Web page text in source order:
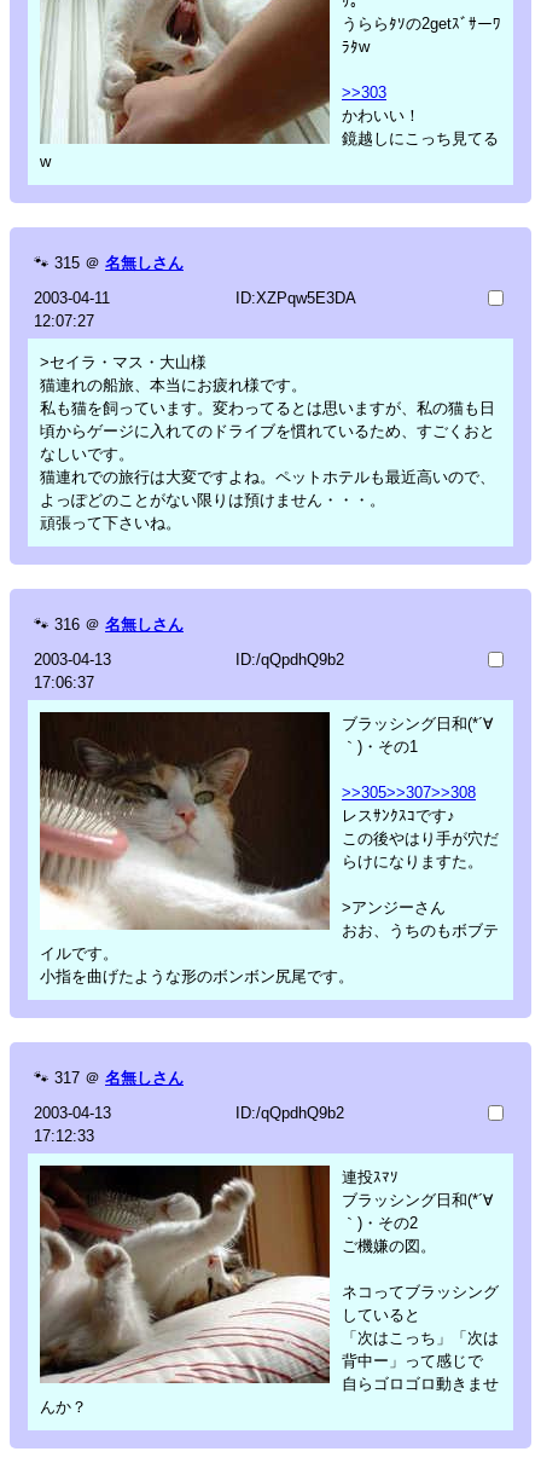
うららﾀｿの2getｽﾞｻーﾜ
ﾗﾀw
>>303
かわいい！
鏡越しにこっち見てる
w
🐾 315 ＠ 名無しさん
2003-04-11
12:07:27
ID:XZPqw5E3DA
>セイラ・マス・大山様
猫連れの船旅、本当にお疲れ様です。
私も猫を飼っています。変わってるとは思いますが、私の猫も日
頃からゲージに入れてのドライブを慣れているため、すごくおと
なしいです。
猫連れでの旅行は大変ですよね。ペットホテルも最近高いので、
よっぽどのことがない限りは預けません・・・。
頑張って下さいね。
🐾 316 ＠ 名無しさん
2003-04-13
17:06:37
ID:/qQpdhQ9b2
ブラッシング日和(*´∀
｀)・その1
>>305>>307>>308
レスｻﾝｸｽｺです♪
この後やはり手が穴だ
らけになりますた。
>アンジーさん
おお、うちのもボブテ
イルです。
小指を曲げたような形のボンボン尻尾です。
🐾 317 ＠ 名無しさん
2003-04-13
17:12:33
ID:/qQpdhQ9b2
連投ｽﾏｿ
ブラッシング日和(*´∀
｀)・その2
ご機嫌の図。
ネコってブラッシング
していると
「次はこっち」「次は
背中ー」って感じで
自らゴロゴロ動きませ
んか？